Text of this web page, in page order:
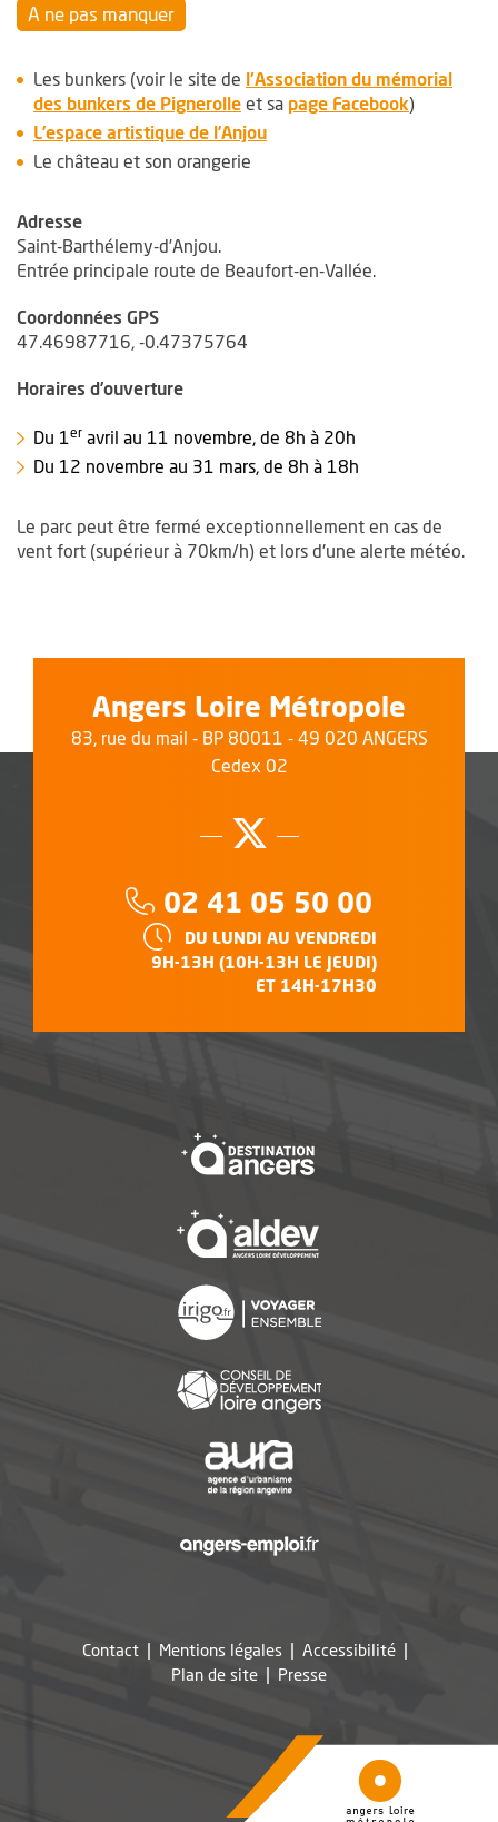
A ne pas manquer
Les bunkers (voir le site de l'Association du mémorial
des bunkers de Pignerolle, Ouvre une nouvelle fenêtre
et sa page Facebook, Ouvre
)
L’espace artistique de l’Anjou, Ouvre une nouvelle fenêtre
Le château et son orangerie
Adresse
Saint-Barthélemy-d’Anjou.
Entrée principale route de Beaufort-en-Vallée.
Coordonnées GPS
47.46987716, -0.47375764
Horaires d’ouverture
Du 1er avril au 11 novembre, de 8h à 20h
Du 12 novembre au 31 mars, de 8h à 18h
Le parc peut être fermé exceptionnellement en cas de
vent fort (supérieur à 70km/h) et lors d'une alerte météo.
Angers Loire Métropole
83, rue du mail - BP 80011 - 49 020 ANGERS
Cedex 02
Suivez-nous
, Ouvre une
Téléphone :
02 41 05 50 00
HORAIRES :
DU LUNDI AU VENDREDI
9H-13H (10H-13H LE JEUDI)
ET 14H-17H30
Contact Mentions légales
Accessibilité
Plan de site
Presse, Ouvre une nouvelle